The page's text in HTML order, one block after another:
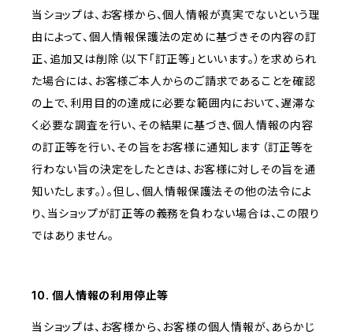
当ショップは、お客様から、個人情報が真実でないという理
由によって、個人情報保護法の定めに基づきその内容の訂
正、追加又は削除（以下「訂正等」といいます。）を求められ
た場合には、お客様ご本人からのご請求であることを確認
の上で、利用目的の達成に必要な範囲内において、遅滞な
く必要な調査を行い、その結果に基づき、個人情報の内容
の訂正等を行い、その旨をお客様に通知します（訂正等を
行わない旨の決定をしたときは、お客様に対しその旨を通
知いたします。）。但し、個人情報保護法その他の法令によ
り、当ショップが訂正等の義務を負わない場合は、この限り
ではありません。
10. 個人情報の利用停止等
当ショップは、お客様から、お客様の個人情報が、あらかじ